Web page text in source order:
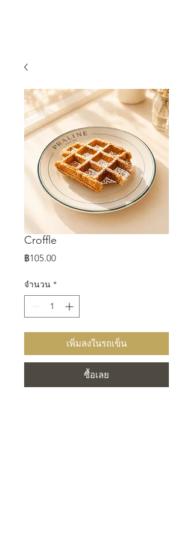
Croffle
฿105.00ราคา
จำนวน *
เพิ่มลงในรถเข็น
ซื้อเลย